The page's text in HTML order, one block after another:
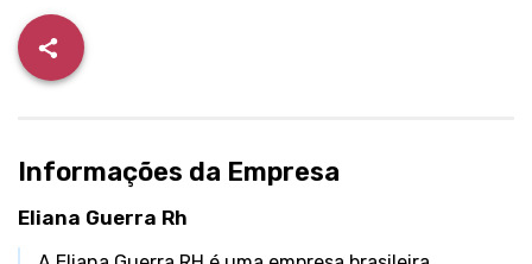
Informações da Empresa
Eliana Guerra Rh